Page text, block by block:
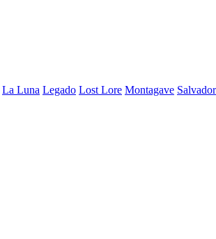
La Luna Legado Lost Lore Montagave